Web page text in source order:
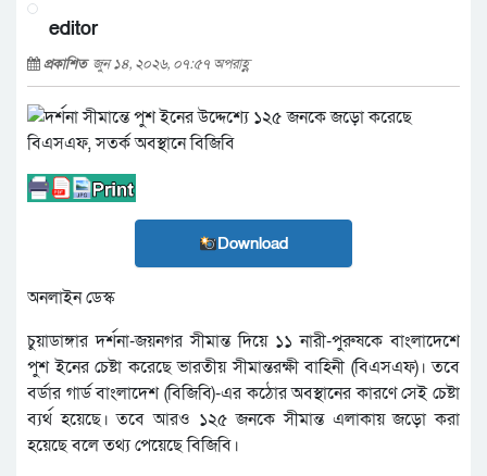
editor
প্রকাশিত জুন ১৪, ২০২৬, ০৭:৫৭ অপরাহ্ণ
Download
অনলাইন ডেস্ক
চুয়াডাঙ্গার দর্শনা-জয়নগর সীমান্ত দিয়ে ১১ নারী-পুরুষকে বাংলাদেশে
পুশ ইনের চেষ্টা করেছে ভারতীয় সীমান্তরক্ষী বাহিনী (বিএসএফ)। তবে
বর্ডার গার্ড বাংলাদেশ (বিজিবি)-এর কঠোর অবস্থানের কারণে সেই চেষ্টা
ব্যর্থ হয়েছে। তবে আরও ১২৫ জনকে সীমান্ত এলাকায় জড়ো করা
হয়েছে বলে তথ্য পেয়েছে বিজিবি।